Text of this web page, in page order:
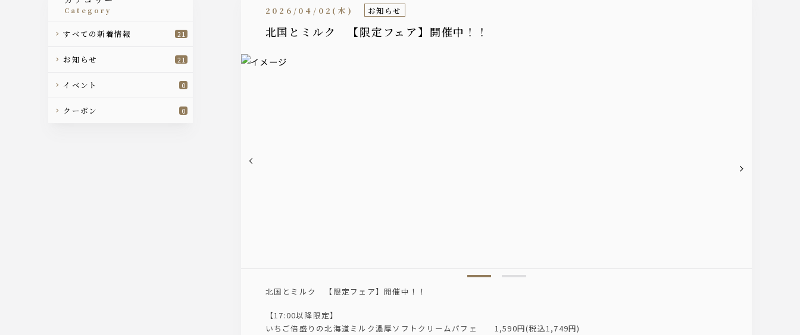
北国とミルク 【限定フェア】開催中！！
2026/04/02(木) お知らせ
北国とミルク 【限定フェア】開催中！！
【17:00以降限定】
いちご倍盛りの北海道ミルク濃厚ソフトクリームパフェ 1,590円(税込1,749円)
category
すべての新着情報 21
お知らせ 21
イベント 0
クーポン 0